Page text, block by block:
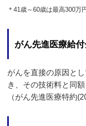
＊41歳～60歳は最高300万
がん先進医療給
がんを直接の原因と
き、その技術料と同
（がん先進医療特約